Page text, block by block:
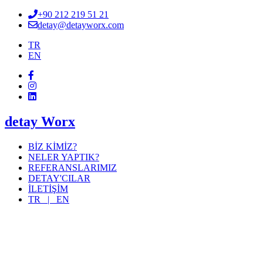
+90 212 219 51 21
detay@detayworx.com
TR
EN
detay Worx
BİZ KİMİZ?
NELER YAPTIK?
REFERANSLARIMIZ
DETAY'CILAR
İLETİŞİM
TR | EN